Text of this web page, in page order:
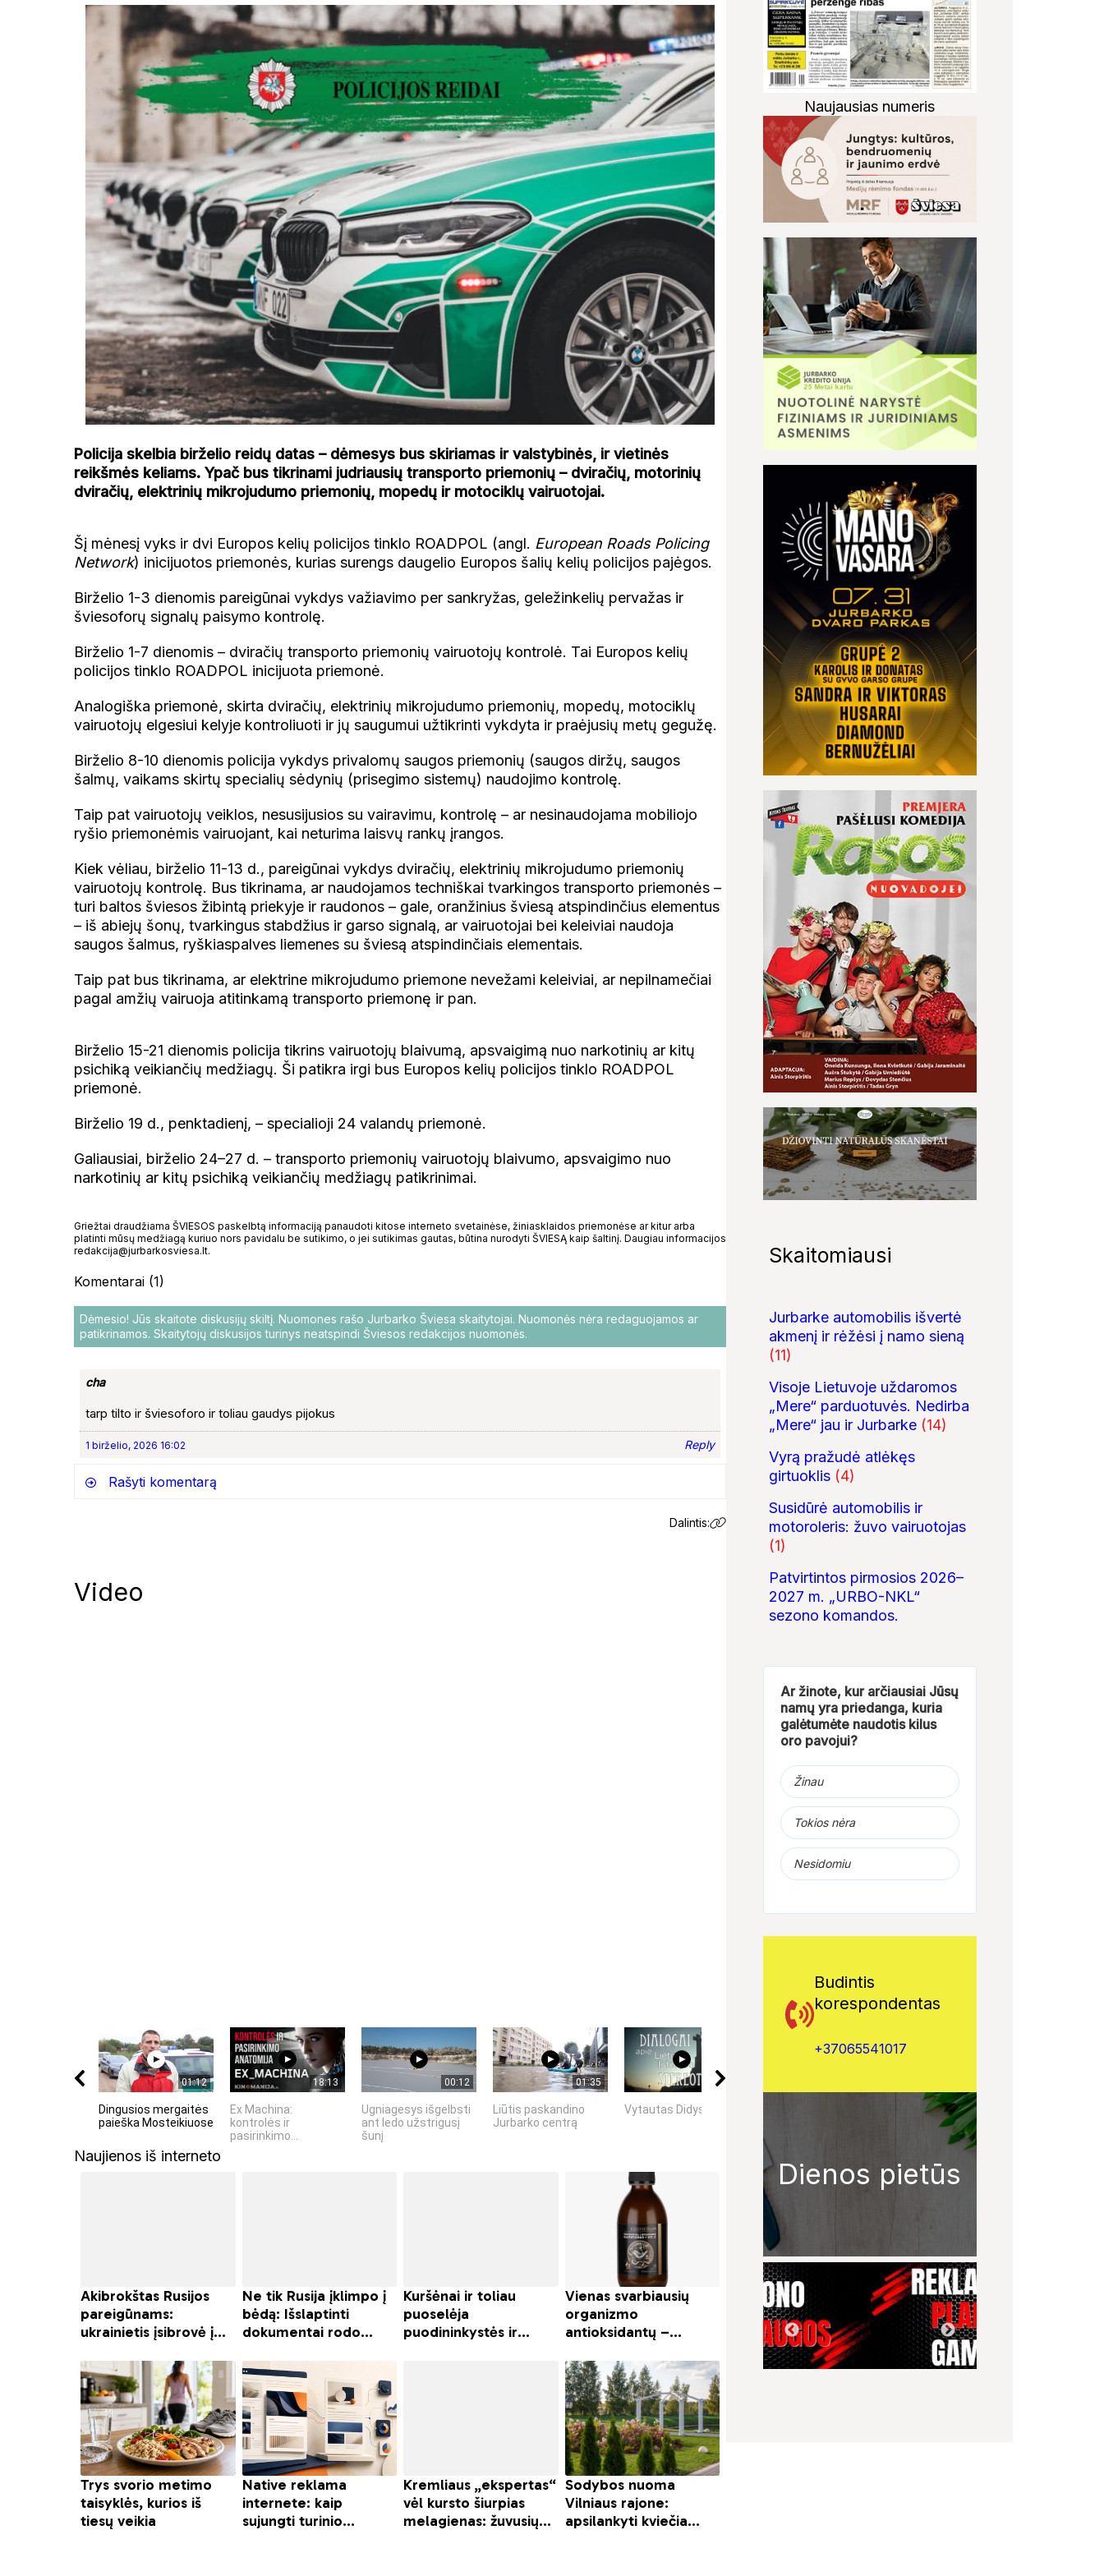
Policija skelbia birželio reidų datas – dėmesys bus skiriamas ir valstybinės, ir vietinės
reikšmės keliams. Ypač bus tikrinami judriausių transporto priemonių – dviračių, motorinių
dviračių, elektrinių mikrojudumo priemonių, mopedų ir motociklų vairuotojai.
Šį mėnesį vyks ir dvi Europos kelių policijos tinklo ROADPOL (angl. European Roads Policing
Network) inicijuotos priemonės, kurias surengs daugelio Europos šalių kelių policijos pajėgos.
Birželio 1-3 dienomis pareigūnai vykdys važiavimo per sankryžas, geležinkelių pervažas ir
šviesoforų signalų paisymo kontrolę.
Birželio 1-7 dienomis – dviračių transporto priemonių vairuotojų kontrolė. Tai Europos kelių
policijos tinklo ROADPOL inicijuota priemonė.
Analogiška priemonė, skirta dviračių, elektrinių mikrojudumo priemonių, mopedų, motociklų
vairuotojų elgesiui kelyje kontroliuoti ir jų saugumui užtikrinti vykdyta ir praėjusių metų gegužę.
Birželio 8-10 dienomis policija vykdys privalomų saugos priemonių (saugos diržų, saugos
šalmų, vaikams skirtų specialių sėdynių (prisegimo sistemų) naudojimo kontrolę.
Taip pat vairuotojų veiklos, nesusijusios su vairavimu, kontrolę – ar nesinaudojama mobiliojo
ryšio priemonėmis vairuojant, kai neturima laisvų rankų įrangos.
Kiek vėliau, birželio 11-13 d., pareigūnai vykdys dviračių, elektrinių mikrojudumo priemonių
vairuotojų kontrolę. Bus tikrinama, ar naudojamos techniškai tvarkingos transporto priemonės –
turi baltos šviesos žibintą priekyje ir raudonos – gale, oranžinius šviesą atspindinčius elementus
– iš abiejų šonų, tvarkingus stabdžius ir garso signalą, ar vairuotojai bei keleiviai naudoja
saugos šalmus, ryškiaspalves liemenes su šviesą atspindinčiais elementais.
Taip pat bus tikrinama, ar elektrine mikrojudumo priemone nevežami keleiviai, ar nepilnamečiai
pagal amžių vairuoja atitinkamą transporto priemonę ir pan.
Birželio 15-21 dienomis policija tikrins vairuotojų blaivumą, apsvaigimą nuo narkotinių ar kitų
psichiką veikiančių medžiagų. Ši patikra irgi bus Europos kelių policijos tinklo ROADPOL
priemonė.
Birželio 19 d., penktadienį, – specialioji 24 valandų priemonė.
Galiausiai, birželio 24–27 d. – transporto priemonių vairuotojų blaivumo, apsvaigimo nuo
narkotinių ar kitų psichiką veikiančių medžiagų patikrinimai.
Griežtai draudžiama ŠVIESOS paskelbtą informaciją panaudoti kitose interneto svetainėse, žiniasklaidos priemonėse ar kitur arba
platinti mūsų medžiagą kuriuo nors pavidalu be sutikimo, o jei sutikimas gautas, būtina nurodyti ŠVIESĄ kaip šaltinį. Daugiau informacijos
redakcija@jurbarkosviesa.lt.
Komentarai (1)
Dėmesio! Jūs skaitote diskusijų skiltį. Nuomones rašo Jurbarko Šviesa skaitytojai. Nuomonės nėra redaguojamos ar
patikrinamos. Skaitytojų diskusijos turinys neatspindi Šviesos redakcijos nuomonės.
cha
tarp tilto ir šviesoforo ir toliau gaudys pijokus
1 birželio, 2026 16:02 Reply
Rašyti komentarą
Dalintis:
Video
01:12
Dingusios mergaitės
paieška Mosteikiuose
18:13
Ex Machina:
kontrolės ir
pasirinkimo...
00:12
Ugniagesys išgelbsti
ant ledo užstrigusį
šunį
01:35
Liūtis paskandino
Jurbarko centrą
21:22
Vytautas Didysis
Girtutėlis vairuotojas
norėjo pasigrožėti
Naujienos iš interneto
Naujausias numeris
Skaitomiausi
Jurbarke automobilis išvertė
akmenį ir rėžėsi į namo sieną
(11)
Visoje Lietuvoje uždaromos
„Mere“ parduotuvės. Nedirba
„Mere“ jau ir Jurbarke (14)
Vyrą pražudė atlėkęs
girtuoklis (4)
Susidūrė automobilis ir
motoroleris: žuvo vairuotojas
(1)
Patvirtintos pirmosios 2026–
2027 m. „URBO-NKL“
sezono komandos.
Ar žinote, kur arčiausiai Jūsų
namų yra priedanga, kuria
galėtumėte naudotis kilus
oro pavojui?
Žinau
Tokios nėra
Nesidomiu
Budintis
korespondentas
+37065541017
Dienos pietūs